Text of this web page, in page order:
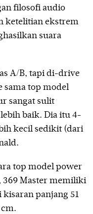
filosofi audio
ketelitian ekstrem
suara
A/B, tapi di-drive
sama top model
sangat sulit
baik. Dia itu 4-
kecil sedikit (dari
top model power
Master memiliki
panjang 51